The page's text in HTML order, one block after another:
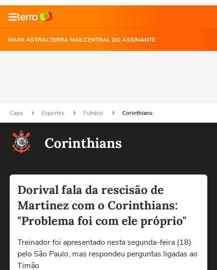
MAPA ASTRALTERRA MAILCENTRAL DO ASSINANTE
Capa Esportes Futebol Corinthians
Corinthians
Dorival fala da rescisão de
Martínez com o Corinthians:
"Problema foi com ele próprio"
Treinador foi apresentado nesta segunda-feira (18)
pelo São Paulo, mas respondeu perguntas ligadas ao
Timão